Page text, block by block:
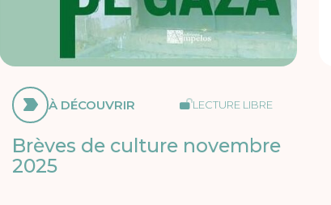
À DÉCOUVRIR LECTURE LIBRE
Brèves de culture novembre
2025